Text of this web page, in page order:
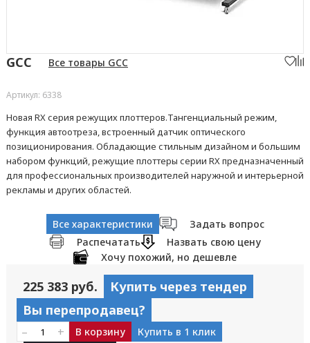
GCC Все товары GCC
Артикул: 6338
Новая RX серия режущих плоттеров.Тангенциальный режим,
функция автоотреза, встроенный датчик оптического
позиционирования. Обладающие стильным дизайном и большим
набором функций, режущие плоттеры серии RX предназначенный
для профессиональных производителей наружной и интерьерной
рекламы и других областей.
Все характеристики
Задать вопрос
Распечатать
Назвать свою цену
Хочу похожий, но дешевле
225 383 руб.
Купить через тендер
Вы перепродавец?
– + В корзину
Купить в 1 клик